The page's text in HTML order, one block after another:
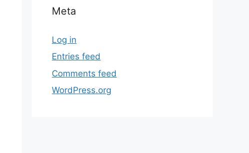
Meta
Log in
Entries feed
Comments feed
WordPress.org